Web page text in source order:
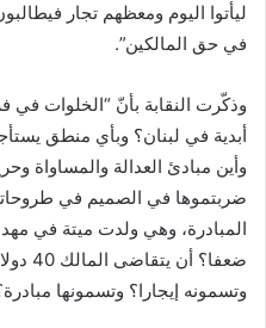
ر
ي
ا
ليأتوا اليوم ومعظهم تجار
في حق المالكين”.
أبدية في لبنان؟ وبأي منطق
وأين مبادئ العدالة والمساواة
ضربتموها في الصميم في
وتسمونه إيجارا؟ وتسمونها